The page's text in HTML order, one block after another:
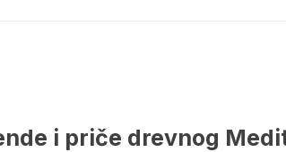
i priče drevnog